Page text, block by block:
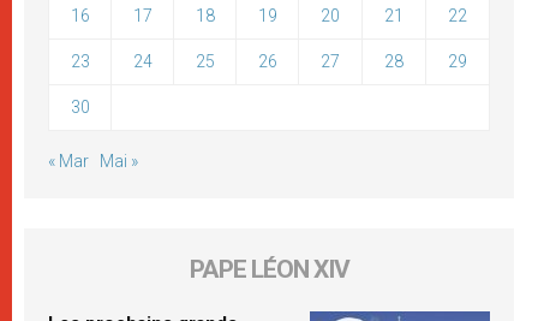
16 17 18 19 20 21 22
23 24 25 26 27 28 29
30
« Mar Mai »
PAPE LÉON XIV